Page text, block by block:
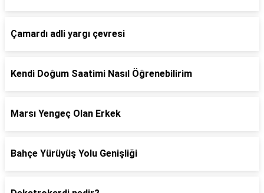
Çamardı adli yargı çevresi
Kendi Doğum Saatimi Nasıl Öğrenebilirim
Marsı Yengeç Olan Erkek
Bahçe Yürüyüş Yolu Genişliği